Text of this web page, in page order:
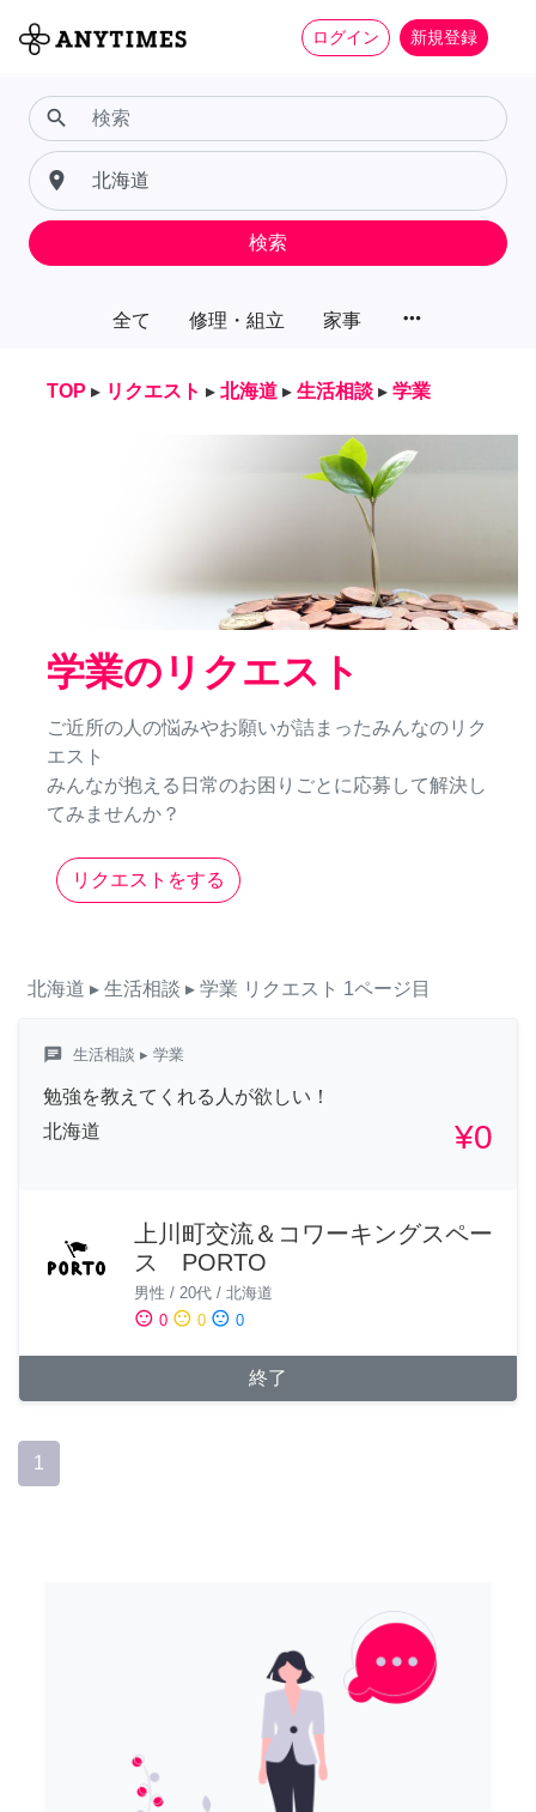
ログイン 新規登録
全て 修理・組立 家事 more_horiz
search
place
検索
TOP ▸ リクエスト ▸ 北海道 ▸ 生活相談 ▸ 学業
学業のリクエスト
ご近所の人の悩みやお願いが詰まったみんなのリク
エスト
みんなが抱える日常のお困りごとに応募して解決し
てみませんか？
リクエストをする
北海道 ▸ 生活相談 ▸ 学業 リクエスト 1ページ目
chat 生活相談 ▸ 学業
勉強を教えてくれる人が欲しい！
北海道
¥0
上川町交流＆コワーキングスペー
ス PORTO
男性 / 20代 / 北海道
sentiment_satisfied 0 sentiment_neutral 0 sentiment_dissatisfied 0
終了
1